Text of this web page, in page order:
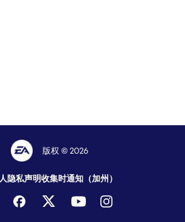
版权 © 2026
隐私声明收集时通知（加州）